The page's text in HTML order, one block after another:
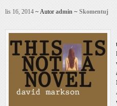
lis 16, 2014 ~ Autor admin ~ Skomentuj